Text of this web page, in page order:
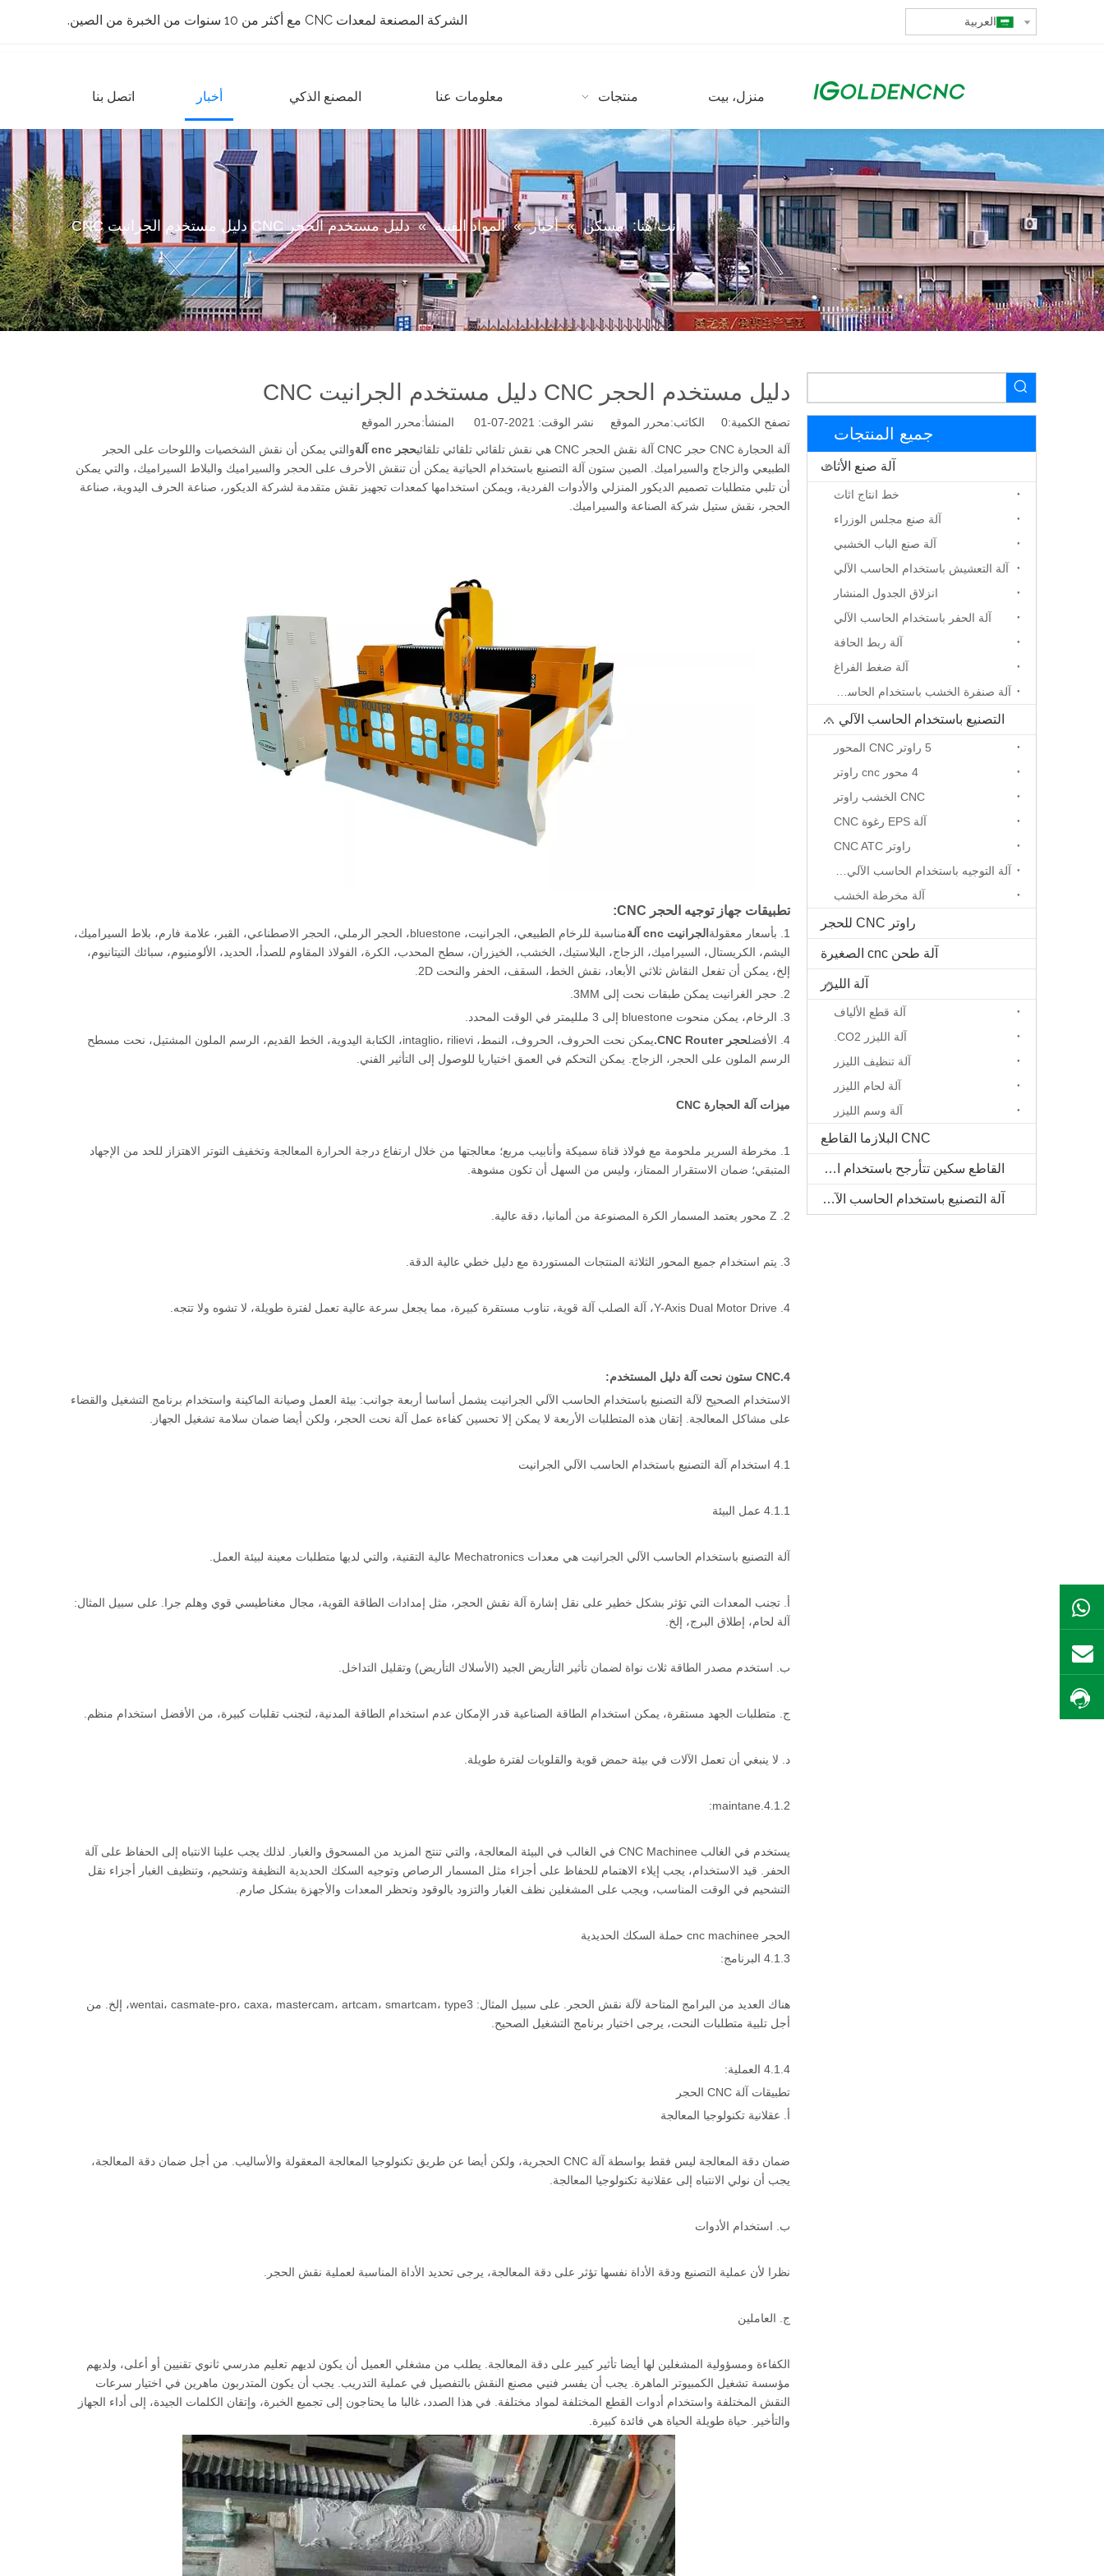
الشركة المصنعة لمعدات CNC مع أكثر من 10 سنوات من الخبرة من الصين. العربية
منزل، بيت منتجات معلومات عنا المصنع الذكي أخبار اتصل بنا
أنت هنا: مسكن » أخبار » المواد الفنية » دليل مستخدم الحجر CNC دليل مستخدم الجرانيت CNC
دليل مستخدم الحجر CNC دليل مستخدم الجرانيت CNC
تصفح الكمية:0 الكاتب:محرر الموقع نشر الوقت: 2021-07-01 المنشأ: محرر الموقع
آلة الحجارة CNC حجر CNC آلة نقش الحجر CNC هي نقش تلقائي تلقائي تلقائي حجر cnc آلة
والتي يمكن أن نقش الشخصيات واللوحات على الحجر
الطبيعي والزجاج والسيراميك. الصين ستون آلة التصنيع باستخدام الحياتية يمكن أن تنقش الأحرف على الحجر والسيراميك والبلاط السيراميك، والتي يمكن
أن تلبي متطلبات تصميم الديكور المنزلي والأدوات الفردية، ويمكن استخدامها كمعدات تجهيز نقش متقدمة لشركة الديكور، صناعة الحرف اليدوية، صناعة
الحجر، نقش ستيل شركة الصناعة والسيراميك.
تطبيقات جهاز توجيه الحجر CNC:
1. بأسعار معقولة الجرانيت cnc آلة
مناسبة للرخام الطبيعي، الجرانيت، bluestone، الحجر الرملي، الحجر الاصطناعي، القبر، علامة فارم، بلاط السيراميك،
اليشم، الكريستال، السيراميك، الزجاج، البلاستيك، الخشب، الخيزران، سطح المحدب، الكرة، الفولاذ المقاوم للصدأ، الحديد، الألومنيوم، سبائك التيتانيوم،
إلخ، يمكن أن تفعل النقاش ثلاثي الأبعاد، نقش الخط، السقف، الحفر والنحت 2D.
2. حجر الغرانيت يمكن طبقات نحت إلى 3MM.
3. الرخام، يمكن منحوت bluestone إلى 3 ملليمتر في الوقت المحدد.
4. الأفضل
حجر CNC Router.
يمكن نحت الحروف، الحروف، النمط، intaglio، rilievi، الكتابة اليدوية، الخط القديم، الرسم الملون المشتيل، نحت مسطح
الرسم الملون على الحجر، الزجاج. يمكن التحكم في العمق اختياريا للوصول إلى التأثير الفني.
ميزات آلة الحجارة CNC
1. مخرطة السرير ملحومة مع فولاذ قناة سميكة وأنابيب مربع؛ معالجتها من خلال ارتفاع درجة الحرارة المعالجة وتخفيف التوتر الاهتزاز للحد من الإجهاد
المتبقي؛ ضمان الاستقرار الممتاز، وليس من السهل أن تكون مشوهة.
2. Z محور يعتمد المسمار الكرة المصنوعة من ألمانيا، دقة عالية.
3. يتم استخدام جميع المحور الثلاثة المنتجات المستوردة مع دليل خطي عالية الدقة.
4. Y-Axis Dual Motor Drive، آلة الصلب آلة قوية، تناوب مستقرة كبيرة، مما يجعل سرعة عالية تعمل لفترة طويلة، لا تشوه ولا تتجه.
4.CNC ستون نحت آلة دليل المستخدم:
الاستخدام الصحيح لآلة التصنيع باستخدام الحاسب الآلي الجرانيت يشمل أساسا أربعة جوانب: بيئة العمل وصيانة الماكينة واستخدام برنامج التشغيل والقضاء
على مشاكل المعالجة. إتقان هذه المتطلبات الأربعة لا يمكن إلا تحسين كفاءة عمل آلة نحت الحجر، ولكن أيضا ضمان سلامة تشغيل الجهاز.
4.1 استخدام آلة التصنيع باستخدام الحاسب الآلي الجرانيت
4.1.1 عمل البيئة
آلة التصنيع باستخدام الحاسب الآلي الجرانيت هي معدات Mechatronics عالية التقنية، والتي لديها متطلبات معينة لبيئة العمل.
أ. تجنب المعدات التي تؤثر بشكل خطير على نقل إشارة آلة نقش الحجر، مثل إمدادات الطاقة القوية، مجال مغناطيسي قوي وهلم جرا. على سبيل المثال:
آلة لحام، إطلاق البرج، إلخ.
ب. استخدم مصدر الطاقة ثلاث نواة لضمان تأثير التأريض الجيد (الأسلاك التأريض) وتقليل التداخل.
ج. متطلبات الجهد مستقرة، يمكن استخدام الطاقة الصناعية قدر الإمكان عدم استخدام الطاقة المدنية، لتجنب تقلبات كبيرة، من الأفضل استخدام منظم.
د. لا ينبغي أن تعمل الآلات في بيئة حمض قوية والقلويات لفترة طويلة.
4.1.2.maintane:
يستخدم في الغالب CNC Machinee في الغالب في البيئة المعالجة، والتي تنتج المزيد من المسحوق والغبار. لذلك يجب علينا الانتباه إلى الحفاظ على آلة
الحفر. قيد الاستخدام، يجب إيلاء الاهتمام للحفاظ على أجزاء مثل المسمار الرصاص وتوجيه السكك الحديدية النظيفة وتشحيم، وتنظيف الغبار أجزاء نقل
التشحيم في الوقت المناسب، ويجب على المشغلين نظف الغبار والتزود بالوقود وتحظر المعدات والأجهزة بشكل صارم.
الحجر cnc machinee حملة السكك الحديدية
4.1.3 البرنامج:
هناك العديد من البرامج المتاحة لآلة نقش الحجر. على سبيل المثال: wentai، casmate-pro، caxa، mastercam، artcam، smartcam، type3، إلخ. من
أجل تلبية متطلبات النحت، يرجى اختيار برنامج التشغيل الصحيح.
4.1.4 العملية:
تطبيقات آلة CNC الحجر
أ. عقلانية تكنولوجيا المعالجة
ضمان دقة المعالجة ليس فقط بواسطة آلة CNC الحجرية، ولكن أيضا عن طريق تكنولوجيا المعالجة المعقولة والأساليب. من أجل ضمان دقة المعالجة،
يجب أن نولي الانتباه إلى عقلانية تكنولوجيا المعالجة.
ب. استخدام الأدوات
نظرا لأن عملية التصنيع ودقة الأداة نفسها تؤثر على دقة المعالجة، يرجى تحديد الأداة المناسبة لعملية نقش الحجر.
ج. العاملين
الكفاءة ومسؤولية المشغلين لها أيضا تأثير كبير على دقة المعالجة. يطلب من مشغلي العميل أن يكون لديهم تعليم مدرسي ثانوي تقنيين أو أعلى، ولديهم
مؤسسة تشغيل الكمبيوتر الماهرة. يجب أن يفسر فنيي مصنع النقش بالتفصيل في عملية التدريب. يجب أن يكون المتدربون ماهرين في اختيار سرعات
النقش المختلفة واستخدام أدوات القطع المختلفة لمواد مختلفة. في هذا الصدد، غالبا ما يحتاجون إلى تجميع الخبرة، وإتقان الكلمات الجيدة، إلى أداء الجهاز
والتأخير. حياة طويلة الحياة هي فائدة كبيرة.
جميع المنتجات
آلة صنع الأثاث
خط انتاج اثاث
آلة صنع مجلس الوزراء
آلة صنع الباب الخشبي
آلة التعشيش باستخدام الحاسب الآلي
انزلاق الجدول المنشار
آلة الحفر باستخدام الحاسب الآلي
آلة ربط الحافة
آلة ضغط الفراغ
التصنيع باستخدام الحاسب الآلي جهاز التوجيه
5 راوتر CNC المحور
4 محور cnc راوتر
CNC الخشب راوتر
آلة EPS رغوة CNC
راوتر CNC ATC
آلة مخرطة الخشب
راوتر CNC للحجر
آلة طحن cnc الصغيرة
آلة الليزر
آلة قطع الألياف
آلة الليزر CO2.
آلة تنظيف الليزر
آلة لحام الليزر
آلة وسم الليزر
CNC البلازما القاطع
القاطع سكين تتأرجح باستخدام الحاسب الآلي
آلة التصنيع باستخدام الحاسب الآلي الخشب الصلب